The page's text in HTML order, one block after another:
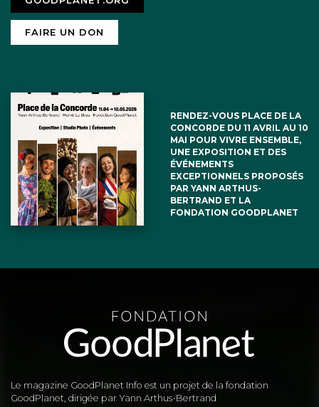
USA doivent devenir de bons joueurs,
s’incliner et attendre de meilleurs jours
position de façon honnête et propre.
De s’être retirés une seconde fois de
l’Accord de Paris sur le Climat (COP 21)
n’est certes pas très flatteur ni très
reluisant pour les USA et leur 47e
président. J’aurais honte si j’étais citoyen
Guy J.J.P. Lafond (VELO) – in
Un esprit sain dans un corps sain, n’en
déplaise peut-être et encore à des
FAIRE UN DON
RENDEZ-VOUS PLACE DE LA
CONCORDE DU 11 AVRIL AU 10
MAI POUR VIVRE ENSEMBLE,
UNE EXPOSITION ET DES
ÉVÉNEMENTS
EXCEPTIONNELS PROPOSÉS
PAR YANN ARTHUS-
BERTRAND ET LA
FONDATION GOODPLANET
Le magazine GoodPlanet Info est un projet de la fondation
GoodPlanet, dirigée par Yann Arthus-Bertrand